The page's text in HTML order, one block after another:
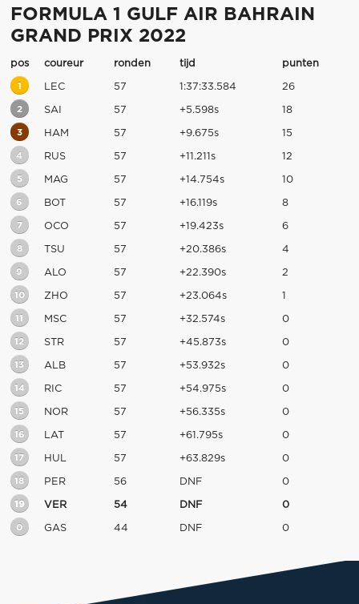
FORMULA 1 GULF AIR BAHRAIN
GRAND PRIX 2022
pos coureur ronden tijd punten
1 LEC 57 1:37:33.584 26
2 SAI 57 +5.598s 18
3 HAM 57 +9.675s 15
4 RUS 57 +11.211s 12
5 MAG 57 +14.754s 10
6 BOT 57 +16.119s 8
7 OCO 57 +19.423s 6
8 TSU 57 +20.386s 4
9 ALO 57 +22.390s 2
10 ZHO 57 +23.064s 1
11 MSC 57 +32.574s 0
12 STR 57 +45.873s 0
13 ALB 57 +53.932s 0
14 RIC 57 +54.975s 0
15 NOR 57 +56.335s 0
16 LAT 57 +61.795s 0
17 HUL 57 +63.829s 0
18 PER 56 DNF 0
19 VER 54 DNF 0
0 GAS 44 DNF 0